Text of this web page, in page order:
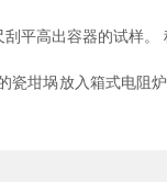
高出容器的试样。
坩埚放入箱式电阻